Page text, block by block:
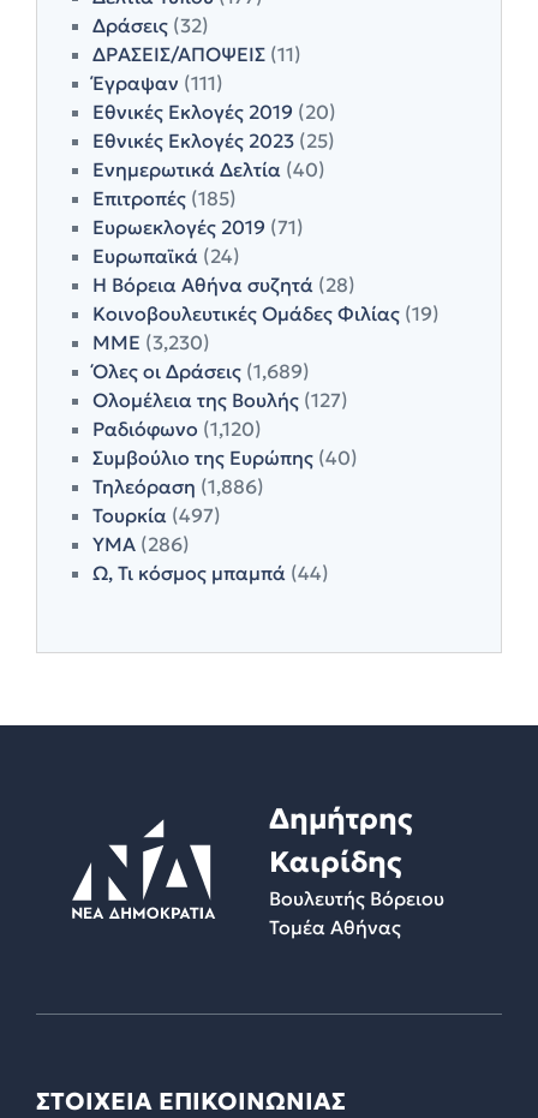
Δράσεις (32)
ΔΡΑΣΕΙΣ/ΑΠΟΨΕΙΣ (11)
Έγραψαν (111)
Εθνικές Εκλογές 2019 (20)
Εθνικές Εκλογές 2023 (25)
Ενημερωτικά Δελτία (40)
Επιτροπές (185)
Ευρωεκλογές 2019 (71)
Ευρωπαϊκά (24)
Η Βόρεια Αθήνα συζητά (28)
Κοινοβουλευτικές Ομάδες Φιλίας (19)
ΜΜΕ (3,230)
Όλες οι Δράσεις (1,689)
Ολομέλεια της Βουλής (127)
Ραδιόφωνο (1,120)
Συμβούλιο της Ευρώπης (40)
Τηλεόραση (1,886)
Τουρκία (497)
ΥΜΑ (286)
Ω, Τι κόσμος μπαμπά (44)
Δημήτρης
Καιρίδης
Βουλευτής Βόρειου
Τομέα Αθήνας
ΣΤΟΙΧΕΙΑ ΕΠΙΚΟΙΝΩΝΙΑΣ